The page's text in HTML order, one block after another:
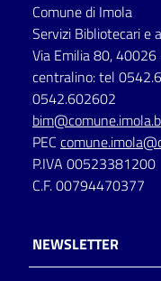
Comune di Imola
Servizi Bibliotecari e
Via Emilia 80,
centralino: tel
0542.602602
PEC
P.IVA 00523381200
C.F. 00794470377
NEWSLETTER